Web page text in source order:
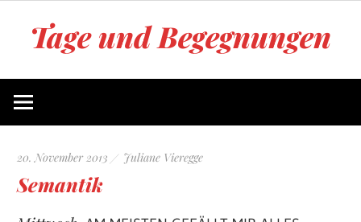
Tage und Begegnungen
von
20. November 2013 Juliane Vieregge
Semantik